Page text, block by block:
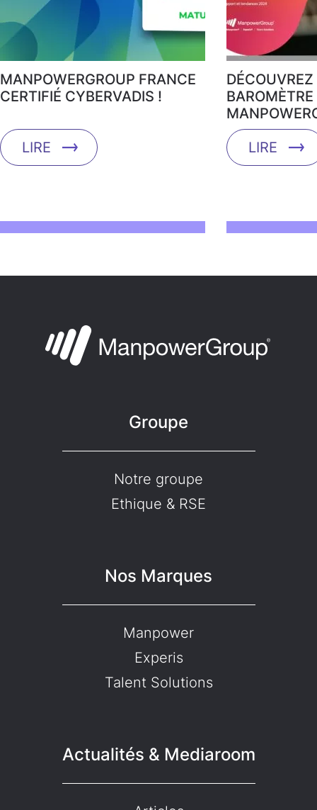
MANPOWERGROUP FRANCE
CERTIFIÉ CYBERVADIS !
LIRE
DÉCOUVREZ
LIRE
Groupe
Notre groupe
Ethique & RSE
Nos Marques
Manpower
Experis
Talent Solutions
Actualités & Mediaroom